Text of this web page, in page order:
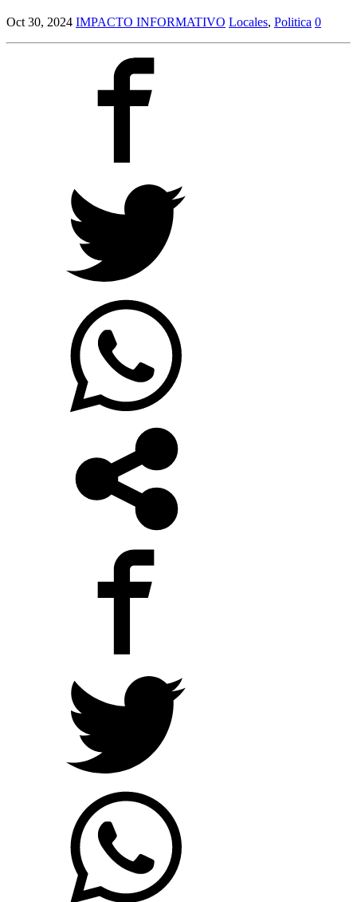
Oct 30, 2024 IMPACTO INFORMATIVO Locales, Politica 0